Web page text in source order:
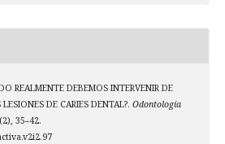
REALMENTE DEBEMOS INTERVENIR DE
DE CARIES DENTAL?. Odontología
35–42.